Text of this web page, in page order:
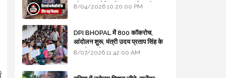
और बजट कोडिंग में हुए क्रांतिकारी
8/04/2026 10:20:00 PM
DPI BHOPAL में 800 कॉकरोच,
आंदोलन शुरू, मंत्री उदय प्रताप सिंह के
घर भी जाएंगे
8/07/2026 11:42:00 AM